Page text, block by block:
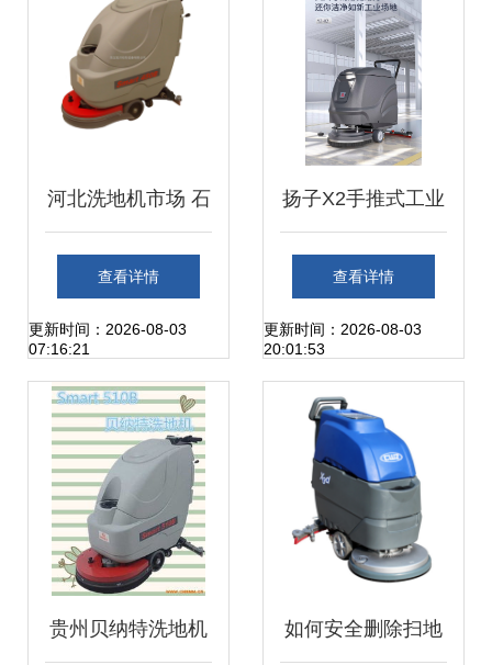
河北洗地机市场 石
家庄与秦皇岛的清
洁革命
查看详情
更新时间：2026-08-03
07:16:21
扬子X2手推式工业
洗地机 商用工厂车
间的全能洗扫一体
解决方案
查看详情
更新时间：2026-08-03
20:01:53
贵州贝纳特洗地机 如何安全删除扫地